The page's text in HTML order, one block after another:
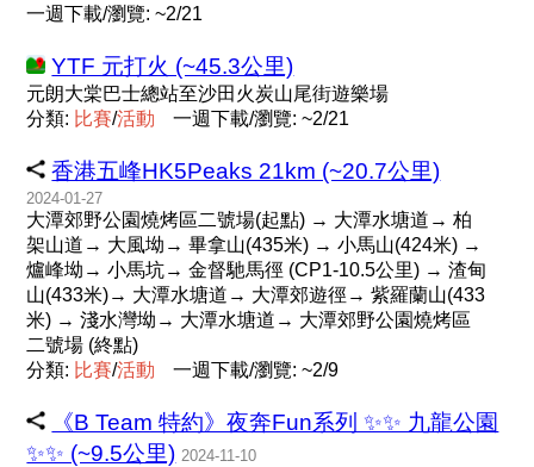
一週下載/瀏覽: ~2/21
YTF 元打火 (~45.3公里)
元朗大棠巴士總站至沙田火炭山尾街遊樂場
分類: 比賽/活動 一週下載/瀏覽: ~2/21
香港五峰HK5Peaks 21km (~20.7公里)
2024-01-27
大潭郊野公園燒烤區二號場(起點) → 大潭水塘道→ 柏
架山道→ 大風坳→ 畢拿山(435米) → 小馬山(424米) →
爐峰坳→ 小馬坑→ 金督馳馬徑 (CP1-10.5公里) → 渣甸
山(433米)→ 大潭水塘道→ 大潭​郊遊徑→ 紫羅蘭山(433
米) → 淺水灣坳→ 大潭水塘道→ 大潭郊野公園燒烤區
二號場 (終點)
分類: 比賽/活動 一週下載/瀏覽: ~2/9
《B Team 特約》夜奔Fun系列 ✨️✨️ 九龍公園
✨️✨️ (~9.5公里) 2024-11-10